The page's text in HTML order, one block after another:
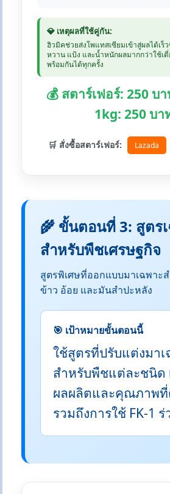
💎 เหตุผลที่ใช้คู่กัน:
ฮิวมิคช่วยส่งโพแทสเซียมเข้าสู่ผลได้เร็
หวาน แป้ง และน้ำหนักผลมากกว่าใช้เ
พร้อมกันได้ทุกครั้ง
💰 สตาร์เฟอร์: 250 บ
1kg: 250 บา
🛒 สั่งซื้อสตาร์เฟอร์: Lazada
🌾 ขั้นตอนที่ 3: สูตร
สำหรับพืชเศรษฐกิจ
สูตรพิเศษที่ออกแบบมาเฉพาะ
ข้าว อ้อย และมันสำปะหลัง
🎯 เป้าหมายขั้นตอนนี้
ใช้สูตรที่ปรับแต่งมาเ
สำหรับพืชแต่ละชนิด
ผลผลิตและคุณภาพ
รวมถึงการใช้ FK-1